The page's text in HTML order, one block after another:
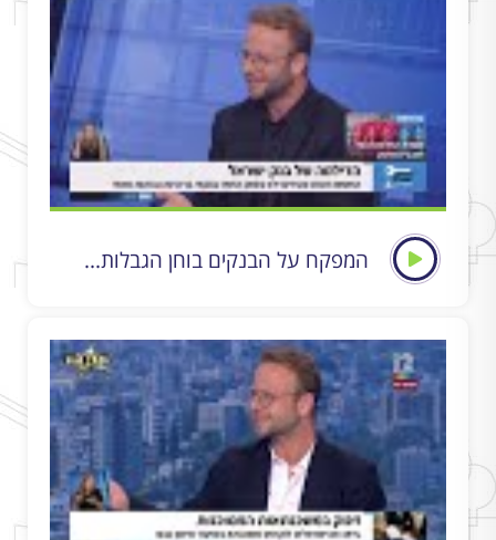
המפקח על הבנקים בוחן הגבלות...